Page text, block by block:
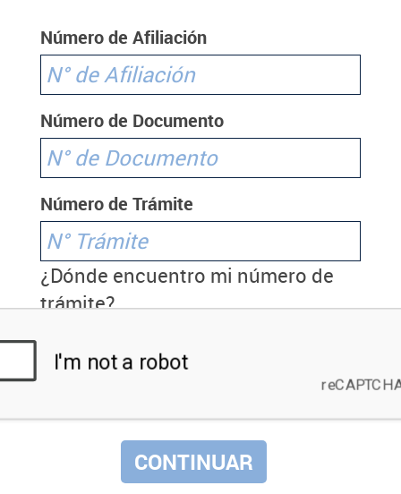
Número de Afiliación
Número de Documento
Número de Trámite
¿Dónde encuentro mi número de
trámite?